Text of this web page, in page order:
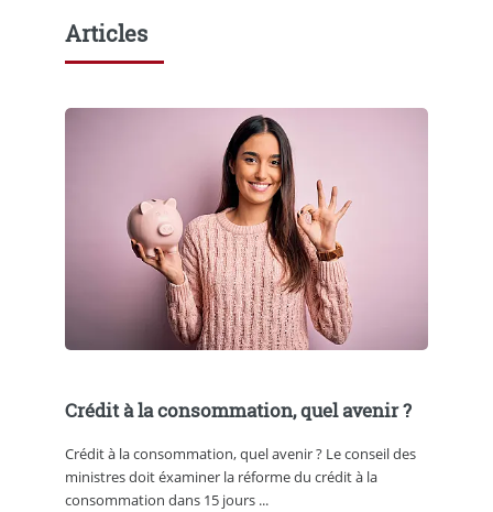
Articles
Crédit à la consommation, quel avenir ?
Crédit à la consommation, quel avenir ? Le conseil des
ministres doit éxaminer la réforme du crédit à la
consommation dans 15 jours ...